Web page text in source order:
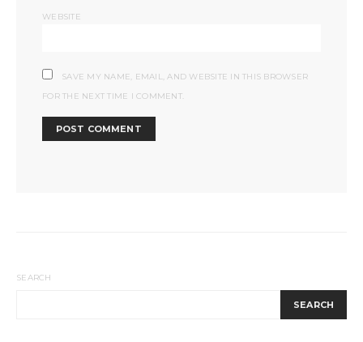
WEBSITE
SAVE MY NAME, EMAIL, AND WEBSITE IN THIS BROWSER
FOR THE NEXT TIME I COMMENT.
SEARCH
SEARCH